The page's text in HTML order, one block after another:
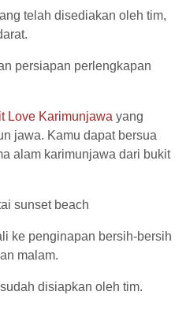
telah disediakan oleh tim,
persiapan perlengkapan
Love Karimunjawa yang
jawa. Kamu dapat bersua
alam karimunjawa dari bukit
sunset beach
ke penginapan bersih-bersih
malam.
disiapkan oleh tim.